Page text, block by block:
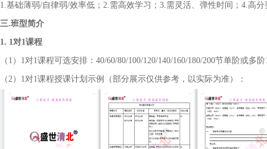
1.基础薄弱/自律弱/效率低；2.需高效学习；3.需灵活、弹性时间；4.高分
三.班型简介
1. 1对1课程
（ 1）1对1课程可选安排：40/60/80/100/120/140/160/180/200节单阶或多
（2）1对1课程授课计划示例（部分展示仅供参考，以实际为准）：